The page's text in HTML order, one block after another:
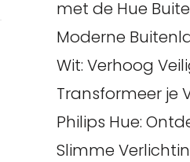
met de Hue
Moderne
Wit: Verhoog
Transformeer je
Philips Hue:
Slimme